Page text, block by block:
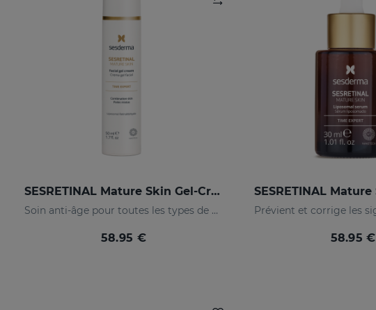
SESRETINAL Mature Skin Gel-Crème
Soin anti-âge pour toutes les types de peaux
58.95 € 58.95 €